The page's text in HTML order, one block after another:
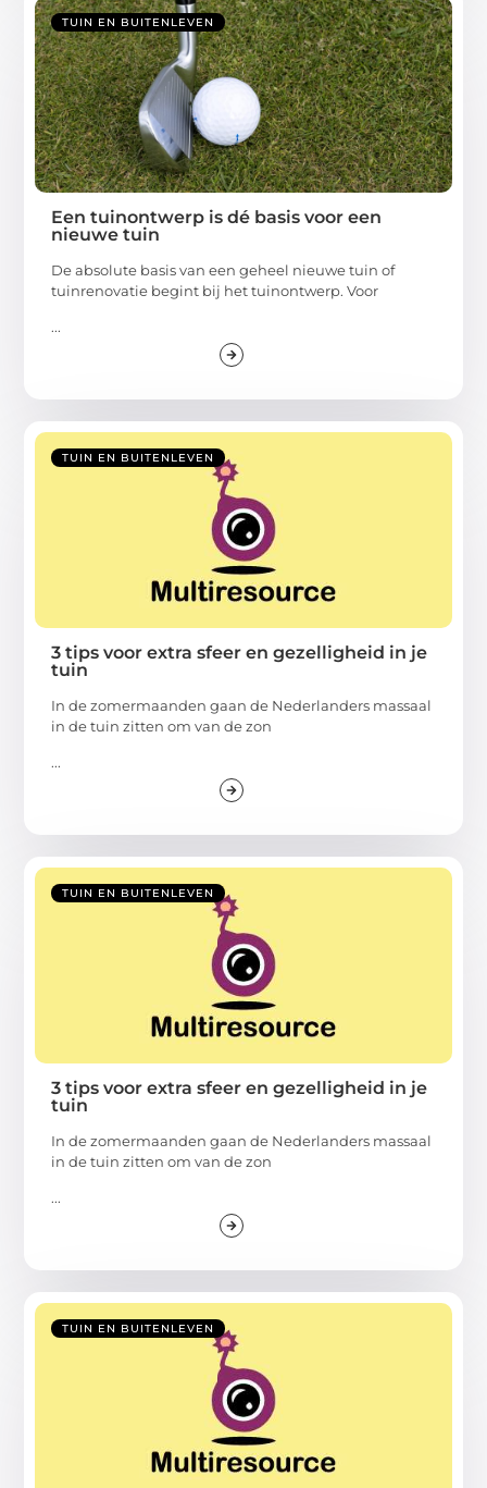
TUIN EN BUITENLEVEN
Een tuinontwerp is dé basis voor een
nieuwe tuin
De absolute basis van een geheel nieuwe tuin of
tuinrenovatie begint bij het tuinontwerp. Voor
...
TUIN EN BUITENLEVEN
3 tips voor extra sfeer en gezelligheid in je
tuin
In de zomermaanden gaan de Nederlanders massaal
in de tuin zitten om van de zon
...
TUIN EN BUITENLEVEN
3 tips voor extra sfeer en gezelligheid in je
tuin
In de zomermaanden gaan de Nederlanders massaal
in de tuin zitten om van de zon
...
TUIN EN BUITENLEVEN